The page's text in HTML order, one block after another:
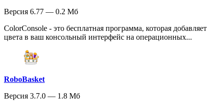
Версия 6.77 — 0.2 Мб
ColorConsole - это бесплатная программа, которая добавляет
цвета в ваш консольный интерфейс на операционных...
RoboBasket
Версия 3.7.0 — 1.8 Мб